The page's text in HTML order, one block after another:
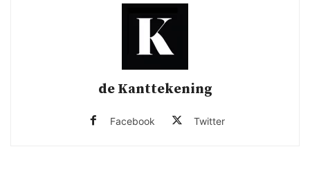
de Kanttekening
Facebook Twitter